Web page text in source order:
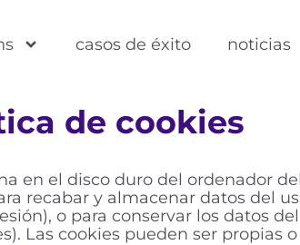
casos de éxito noticias
de cookies
en el disco duro del ordenador
recabar y almacenar datos del
o para conservar los datos
Las cookies pueden ser propias